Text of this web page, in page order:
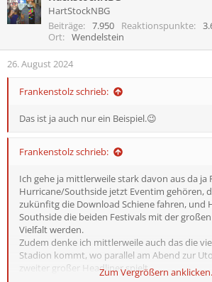
l
e
l
t
a
HartStockNBG
Beiträge
7.950 Reaktionspunkte
Ort
Wendelstein
26. August 2024
Frankenstolz schrieb:
Das ist ja auch nur ein Beispiel.😉
Frankenstolz schrieb:
Ich gehe ja mittlerweile stark davon aus da ja
Hurricane/Southside jetzt Eventim gehören,
zukünfitg die Download Schiene fahren, und
Southside die beiden Festivals mit der
Vielfalt werden.
Zudem denke ich mittlerweile auch das die
Stadion kommt, wo parallel am Abend zur
zweiter großer Headliner spielt.
Zum Vergrößern